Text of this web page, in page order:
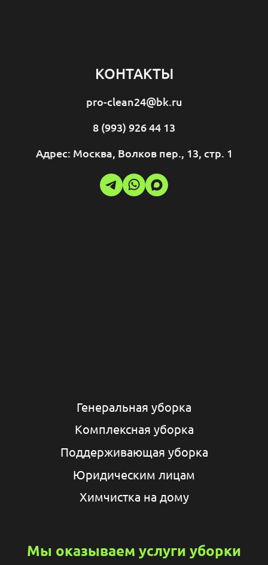
КОНТАКТЫ
pro-clean24@bk.ru
8 (993) 926 44 13
Адрес: Москва, Волков пер., 13, стр. 1
Генеральная уборка
Комплексная уборка
Поддерживающая уборка
Юридическим лицам
Химчистка на дому
Мы оказываем услуги уборки